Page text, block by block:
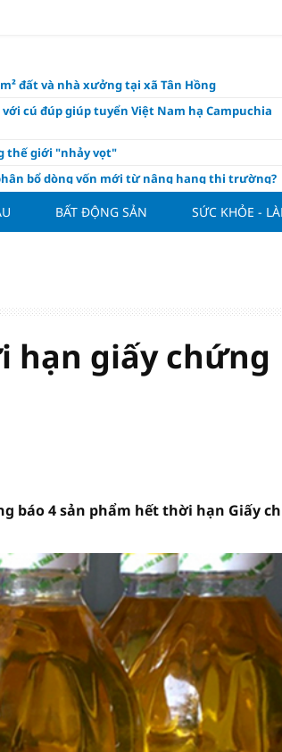
đất và nhà xưởng tại xã Tân Hồng
cú đúp giúp tuyển Việt Nam hạ Campuchia
thế giới "nhảy vọt"
bổ dòng vốn mới từ nâng hạng thị trường?
nước: Không chỉ 4 ngân hàng được lợi
hộ, cá nhân kinh doanh, doanh nghiệp thu
BẤT ĐỘNG SẢN SỨC KHỎE -
hạn giấy chứng
báo 4 sản phẩm hết thời hạn Giấy